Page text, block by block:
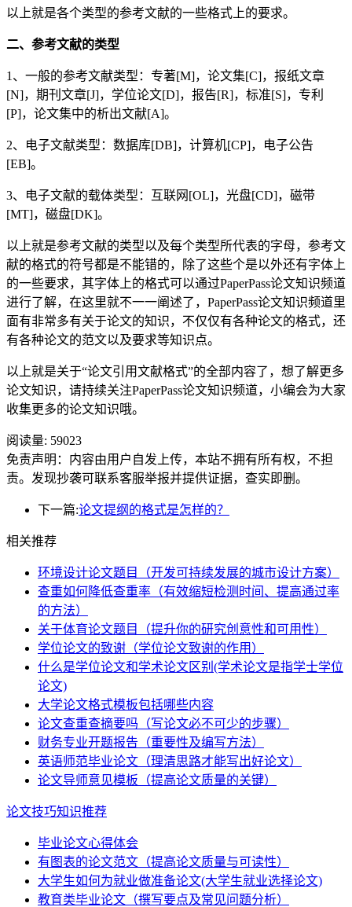
以上就是各个类型的参考文献的一些格式上的要求。
二、参考文献的类型
1、一般的参考文献类型：专著[M]，论文集[C]，报纸文章
[N]，期刊文章[J]，学位论文[D]，报告[R]，标准[S]，专利
[P]，论文集中的析出文献[A]。
2、电子文献类型：数据库[DB]，计算机[CP]，电子公告
[EB]。
3、电子文献的载体类型：互联网[OL]，光盘[CD]，磁带
[MT]，磁盘[DK]。
以上就是参考文献的类型以及每个类型所代表的字母，参考文
献的格式的符号都是不能错的，除了这些个是以外还有字体上
的一些要求，其字体上的格式可以通过PaperPass论文知识频道
进行了解，在这里就不一一阐述了，PaperPass论文知识频道里
面有非常多有关于论文的知识，不仅仅有各种论文的格式，还
有各种论文的范文以及要求等知识点。
以上就是关于“论文引用文献格式”的全部内容了，想了解更多
论文知识，请持续关注PaperPass论文知识频道，小编会为大家
收集更多的论文知识哦。
阅读量: 59023
免责声明：内容由用户自发上传，本站不拥有所有权，不担
责。发现抄袭可联系客服举报并提供证据，查实即删。
下一篇:论文提纲的格式是怎样的？
相关推荐
环境设计论文题目（开发可持续发展的城市设计方案）
查重如何降低查重率（有效缩短检测时间、提高通过率
的方法）
关于体育论文题目（提升你的研究创意性和可用性）
学位论文的致谢（学位论文致谢的作用）
什么是学位论文和学术论文区别(学术论文是指学士学位
论文)
大学论文格式模板包括哪些内容
论文查重查摘要吗（写论文必不可少的步骤）
财务专业开题报告（重要性及编写方法）
英语师范毕业论文（理清思路才能写出好论文）
论文导师意见模板（提高论文质量的关键）
论文技巧知识推荐
毕业论文心得体会
有图表的论文范文（提高论文质量与可读性）
大学生如何为就业做准备论文(大学生就业选择论文)
教育类毕业论文（撰写要点及常见问题分析）